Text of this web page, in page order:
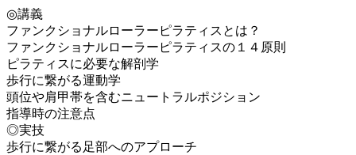
◎講義
ファンクショナルローラーピラティスとは？
ファンクショナルローラーピラティスの１４原則
ピラティスに必要な解剖学
歩行に繋がる運動学
頭位や肩甲帯を含むニュートラルポジション
指導時の注意点
◎実技
歩行に繋がる足部へのアプローチ